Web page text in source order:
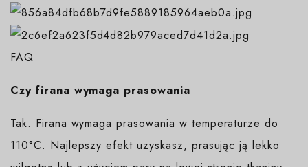
FAQ
Czy firana wymaga prasowania
Tak. Firana wymaga prasowania w temperaturze do
110°C. Najlepszy efekt uzyskasz, prasując ją lekko